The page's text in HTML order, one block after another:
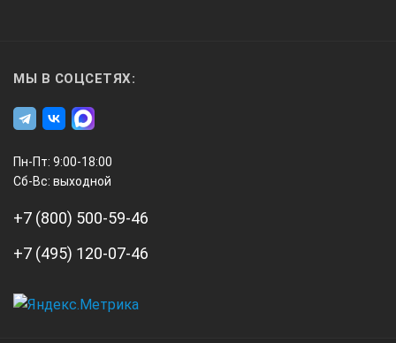
МЫ В СОЦСЕТЯХ:
Пн-Пт: 9:00-18:00
Сб-Вс: выходной
+7 (800) 500-59-46
+7 (495) 120-07-46